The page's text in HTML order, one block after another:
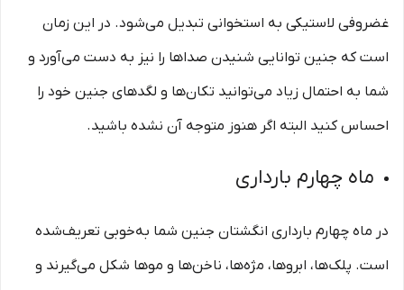
غضروفی لاستیکی به استخوانی تبدیل می‌شود. در این زمان
است که جنین توانایی شنیدن صداها را نیز به دست می‌آورد و
شما به‌ احتمال ‌زیاد می‌توانید تکان‌ها و لگدهای جنین خود را
احساس کنید البته اگر هنوز متوجه آن نشده باشید.
ماه چهارم بارداری
در ماه چهارم بارداری انگشتان جنین شما به‌خوبی تعریف‌شده
است. پلک‌ها، ابروها، مژه‌ها، ناخن‌ها و موها شکل می‌گیرند و